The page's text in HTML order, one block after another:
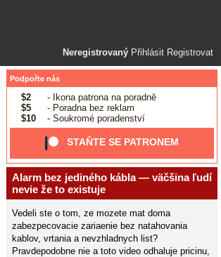
Neregistrovaný Přihlásit Registrovat
Podpořte nás
$2
- Ikona patrona na poradně
$5
- Poradna bez reklam
$10
- Soukromé poradenství
STAŇTE SE PATRONEM
Alarm bez jediného kábla — väčšina ľudí
nevie že to existuje
Vedeli ste o tom, ze mozete mat doma
zabezpecovacie zariaenie bez natahovania
kablov, vrtania a nevzhladnych list?
Pravdepodobne nie a toto video odhaluje pricinu,